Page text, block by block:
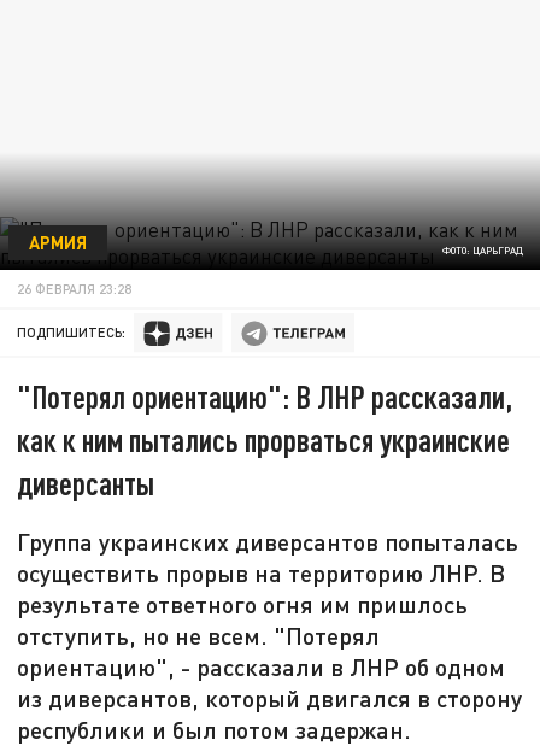
ФОТО: ЦАРЬГРАД
АРМИЯ
26 ФЕВРАЛЯ 23:28
ПОДПИШИТЕСЬ:
"Потерял ориентацию": В ЛНР рассказали,
как к ним пытались прорваться украинские
диверсанты
Группа украинских диверсантов попыталась
осуществить прорыв на территорию ЛНР. В
результате ответного огня им пришлось
отступить, но не всем. "Потерял
ориентацию", - рассказали в ЛНР об одном
из диверсантов, который двигался в сторону
республики и был потом задержан.